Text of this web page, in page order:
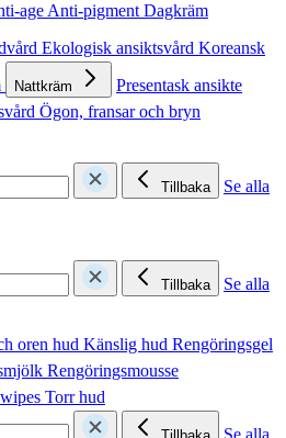
ageAnti-pigmentDagkräm
Ekologisk ansiktsvård Koreansk
Nattkräm
Presentask ansikte
Ögon, fransar och bryn
Tillbaka
Se alla
Tillbaka
Se alla
oren hud Känslig hud Rengöringsgel
Rengöringsmousse
Torr hud